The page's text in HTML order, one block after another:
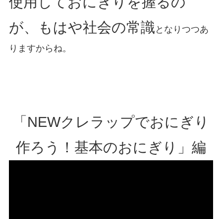
が、もはや社会の常識 となりつつあ
りますからね。
「NEWクレラップでおにぎり
作ろう！基本のおにぎり」編